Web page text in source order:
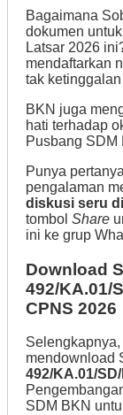
Bagaimana
dokumen
Latsar 2026
mendaftarkan
tak
BKN juga
hati terhadap
Pusbang SDM
Punya
pengalaman
diskusi seru
tombol Share
ini ke grup
Download
492/KA.01/
CPNS 2026
mendownload
492/KA.01/
SDM BKN